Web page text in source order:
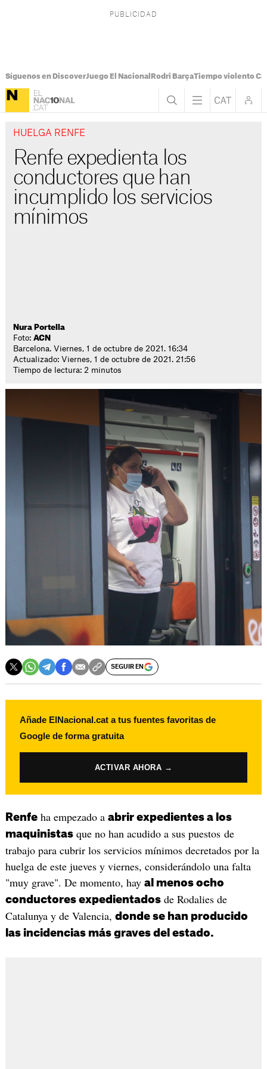
Síguenos en DiscoverJuego El Nacional Rodri BarçaTiempo violento
HUELGA RENFE
Renfe expedienta los
conductores que han
incumplido los servicios
mínimos
Nura Portella
Foto:ACN
Barcelona. Viernes, 1 de octubre de 2021. 16:34
Actualizado: Viernes, 1 de octubre de 2021. 21:56
Tiempo de lectura: 2 minutos
SEGUIR EN
Añade ElNacional.cat a tus fuentes favoritas de
Google de forma gratuita
ACTIVAR AHORA →
Renfeha empezado a abrir expedientes a los
maquinistasque no han acudido a sus puestos de
trabajo para cubrir los servicios mínimos decretados por la
huelga de este jueves y viernes, considerándolo una falta
"muy grave". De momento, hay al menos ocho
conductores expedientadosde Rodalies de
Catalunya y de Valencia, donde se han producido
las incidencias más graves del estado.